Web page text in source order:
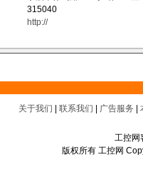
315040
http://
关于我们 联系我们 广告服务
工控网
版权所有 工控网